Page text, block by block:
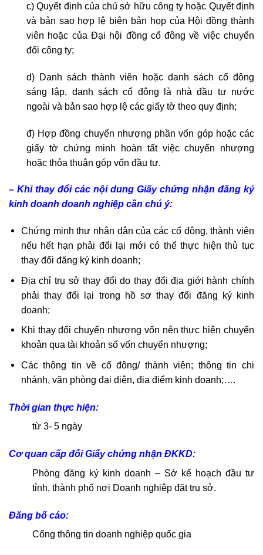
c) Quyết định của chủ sở hữu công ty hoặc Quyết định
và bản sao hợp lệ biên bản họp của Hội đồng thành
viên hoặc của Đại hội đồng cổ đông về việc chuyển
đổi công ty;
d) Danh sách thành viên hoặc danh sách cổ đông
sáng lập, danh sách cổ đông là nhà đầu tư nước
ngoài và bản sao hợp lệ các giấy tờ theo quy định;
đ) Hợp đồng chuyển nhượng phần vốn góp hoặc các
giấy tờ chứng minh hoàn tất việc chuyển nhượng
hoặc thỏa thuận góp vốn đầu tư.
– Khi thay đổi các nội dung Giấy chứng nhận đăng ký
kinh doanh doanh nghiệp cần chú ý:
Chứng minh thư nhân dân của các cổ đông, thành viên
nếu hết hạn phải đổi lại mới có thể thực hiện thủ tục
thay đổi đăng ký kinh doanh;
Địa chỉ trụ sở thay đổi do thay đổi địa giới hành chính
phải thay đổi lại trong hồ sơ thay đổi đăng ký kinh
doanh;
Khi thay đổi chuyển nhượng vốn nên thực hiện chuyển
khoản qua tài khoản số vốn chuyển nhượng;
Các thông tin về cổ đông/ thành viên; thông tin chi
nhánh, văn phòng đại diện, địa điểm kinh doanh;….
Thời gian thực hiện:
từ 3- 5 ngày
Cơ quan cấp đổi Giấy chứng nhận ĐKKD:
Phòng đăng ký kinh doanh – Sở kế hoạch đầu tư
tỉnh, thành phố nơi Doanh nghiệp đặt trụ sở.
Đăng bố cáo:
Cổng thông tin doanh nghiệp quốc gia